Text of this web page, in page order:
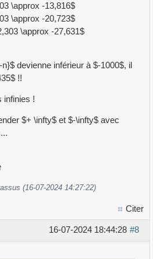
\approx -13,816$
\approx -20,723$
\approx -27,631$
devienne inférieur à $-1000$, il
!!
infinies !
$+ \infty$ et $-\infty$ avec
(16-07-2024 14:27:22)
Citer
#8
16-07-2024 18:44:28